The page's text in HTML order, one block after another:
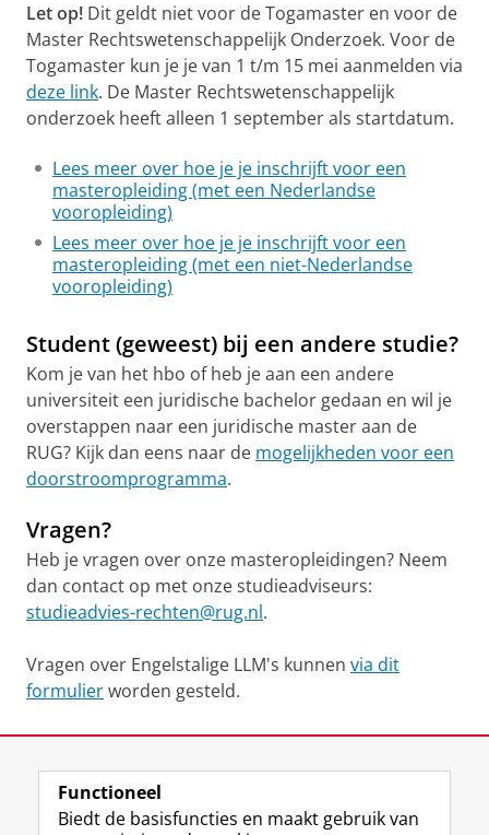
Let op! Dit geldt niet voor de Togamaster en voor de
Master Rechtswetenschappelijk Onderzoek. Voor de
Togamaster kun je je van 1 t/m 15 mei aanmelden via
deze link. De Master Rechtswetenschappelijk
onderzoek heeft alleen 1 september als startdatum.
Lees meer over hoe je je inschrijft voor een
masteropleiding (met een Nederlandse
vooropleiding)
Lees meer over hoe je je inschrijft voor een
masteropleiding (met een niet-Nederlandse
vooropleiding)
Student (geweest) bij een andere studie?
Kom je van het hbo of heb je aan een andere
universiteit een juridische bachelor gedaan en wil je
overstappen naar een juridische master aan de
RUG? Kijk dan eens naar de mogelijkheden voor een
doorstroomprogramma.
Vragen?
Heb je vragen over onze masteropleidingen? Neem
dan contact op met onze studieadviseurs:
studieadvies-rechten@rug.nl.
Vragen over Engelstalige LLM's kunnen via dit
formulierworden gesteld.
View this page in:English
Functioneel
Biedt de basisfuncties en maakt gebruik van